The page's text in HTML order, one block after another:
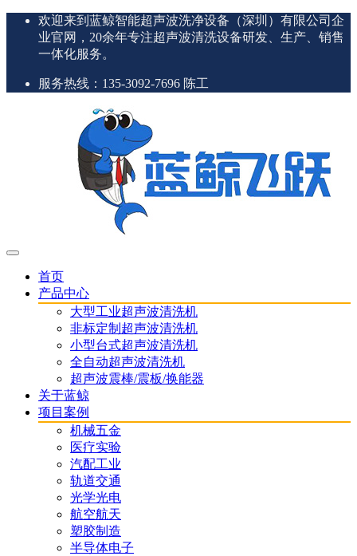
欢迎来到蓝鲸智能超声波洗净设备（深圳）有限公司企
业官网，20余年专注超声波清洗设备研发、生产、销售
一体化服务。
服务热线：135-3092-7696 陈工
首页
产品中心
大型工业超声波清洗机
非标定制超声波清洗机
小型台式超声波清洗机
全自动超声波清洗机
超声波震棒/震板/换能器
关于蓝鲸
项目案例
机械五金
医疗实验
汽配工业
轨道交通
光学光电
航空航天
塑胶制造
半导体电子